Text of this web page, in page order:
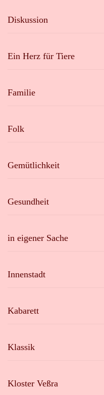
Diskussion
Ein Herz für Tiere
Familie
Folk
Gemütlichkeit
Gesundheit
in eigener Sache
Innenstadt
Kabarett
Klassik
Kloster Veßra